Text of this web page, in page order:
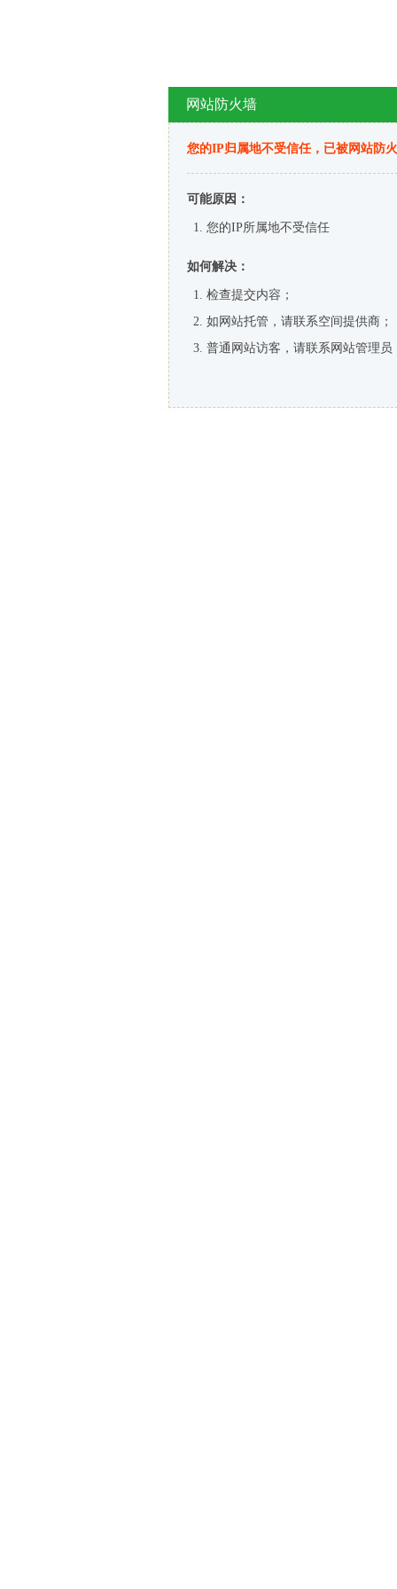
网站防火墙
您的IP归属地不受信任，已被网站防
可能原因：
您的IP所属地不受信任
如何解决：
检查提交内容；
如网站托管，请联系空间提供商；
普通网站访客，请联系网站管理员